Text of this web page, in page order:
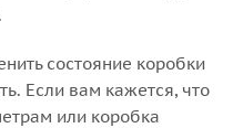
состояние коробки
Если вам кажется, что
или коробка